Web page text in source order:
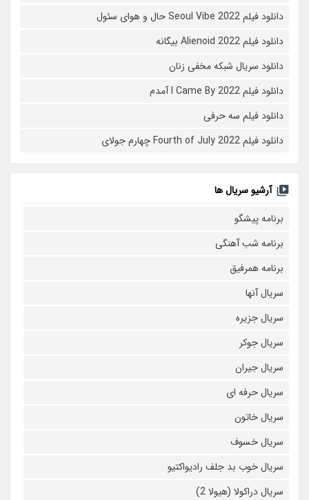
دانلود فیلم Seoul Vibe 2022 حال و هوای سئول
دانلود فیلم Alienoid 2022 بیگانه
دانلود سریال شبکه مخفی زنان
دانلود فیلم I Came By 2022 آمدم
دانلود فیلم سه حرفی
دانلود فیلم Fourth of July 2022 چهارم جولای
آرشیو سریال ها
برنامه پیشگو
برنامه شب آهنگی
برنامه همرفیق
سریال آنها
سریال جزیره
سریال جوکر
سریال جیران
سریال حرفه ای
سریال خاتون
سریال خسوف
سریال خوب بد جلف رادیواکتیو
سریال دراکولا (هیولا 2)